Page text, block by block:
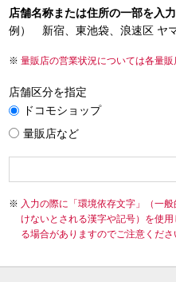
店舗名称または住所の一部を入
例） 新宿、東池袋、浪速区 ヤ
量販店の営業状況については各量販
店舗区分を指定
ドコモショップ
量販店など
入力の際に「環境依存文字」（一
けないとされる漢字や記号）を使
る場合がありますのでご注意くださ